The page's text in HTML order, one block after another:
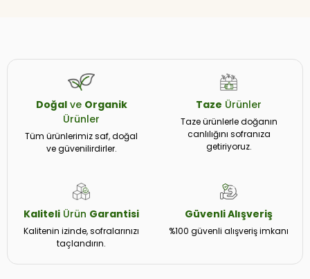
Doğalve Organik
Ürünler
Tüm ürünlerimiz saf, doğal
ve güvenilirdirler.
Taze Ürünler
Taze ürünlerle doğanın
canlılığını sofranıza
getiriyoruz.
Kaliteli Ürün Garantisi
Kalitenin izinde, sofralarınızı
taçlandırın.
GüvenliAlışveriş
%100 güvenli alışveriş imkanı